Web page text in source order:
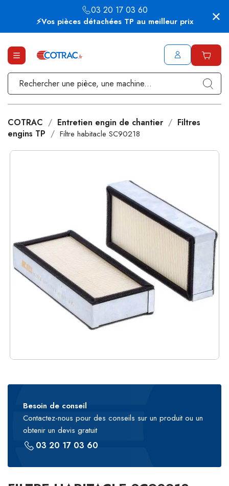
⚡Vos pièces détachées TP au meilleur prix
03 20 17 03 60
COTRAC Entretien engin de chantier
Filtres
engins TP
Filtre habitacle SC90218
Besoin de conseil
Contactez-nous pour des conseils sur un produit ou un
obtenir un devis gratuit
03 20 17 03 60